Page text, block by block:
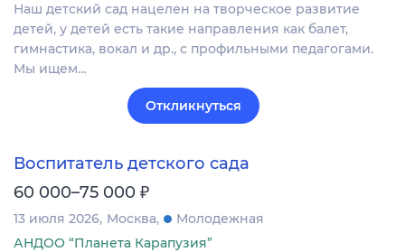
Наш детский сад нацелен на творческое развитие
детей, у детей есть такие направления как балет,
гимнастика, вокал и др., с профильными педагогами.
Мы ищем…
Откликнуться
Воспитатель детского сада
60 000–75 000 ₽
13 июля 2026 Москва
Молодежная
АНДОО “Планета Карапузия”